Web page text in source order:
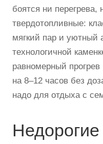
боятся ни
твердотопливные:
мягкий пар и уютный
технологичной
равномерный
на 8–12 часов без
надо для отдыха с